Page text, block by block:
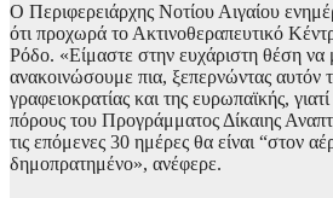
Ο Περιφερειάρχης Νοτίου Αιγαίου
ότι προχωρά το Ακτινοθεραπευτικό
Ρόδο. «Είμαστε στην ευχάριστη θέση
ανακοινώσουμε πια, ξεπερνώντας αυτόν
γραφειοκρατίας και της ευρωπαϊκής,
πόρους του Προγράμματος Δίκαιης
τις επόμενες 30 ημέρες θα είναι “στον
δημοπρατημένο», ανέφερε.